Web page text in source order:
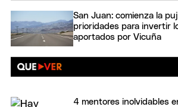
San Juan: comienza la
prioridades para invertir
aportados por Vicuña
4 mentores inolvidables